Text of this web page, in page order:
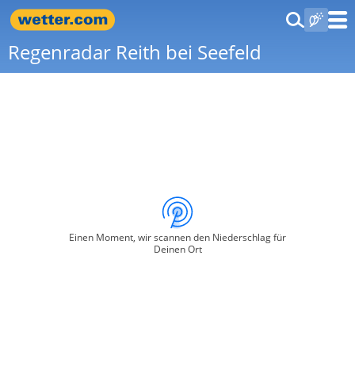
Regenradar Reith bei Seefeld
Einen Moment, wir scannen den Niederschlag für
Deinen Ort